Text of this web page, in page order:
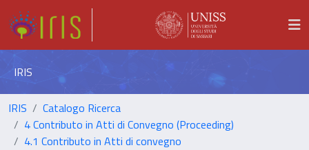
IRIS
IRIS
Catalogo Ricerca
4 Contributo in Atti di Convegno (Proceeding)
4.1 Contributo in Atti di convegno